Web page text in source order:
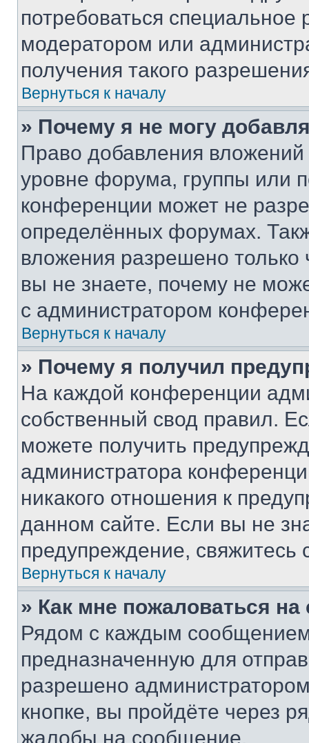
потребоваться
модератором или
получения такого
Вернуться к началу
» Почему я не могу
Право добавления
уровне форума, группы или
конференции может не
определённых форумах.
вложения разрешено
вы не знаете, почему не
с администратором
Вернуться к началу
» Почему я получил
На каждой конференции
собственный свод правил.
можете получить
администратора
никакого отношения к
данном сайте. Если вы не
предупреждение,
Вернуться к началу
» Как мне пожаловаться
Рядом с каждым сообщением
предназначенную для
разрешено
кнопке, вы пройдёте через
жалобы на сообщение.